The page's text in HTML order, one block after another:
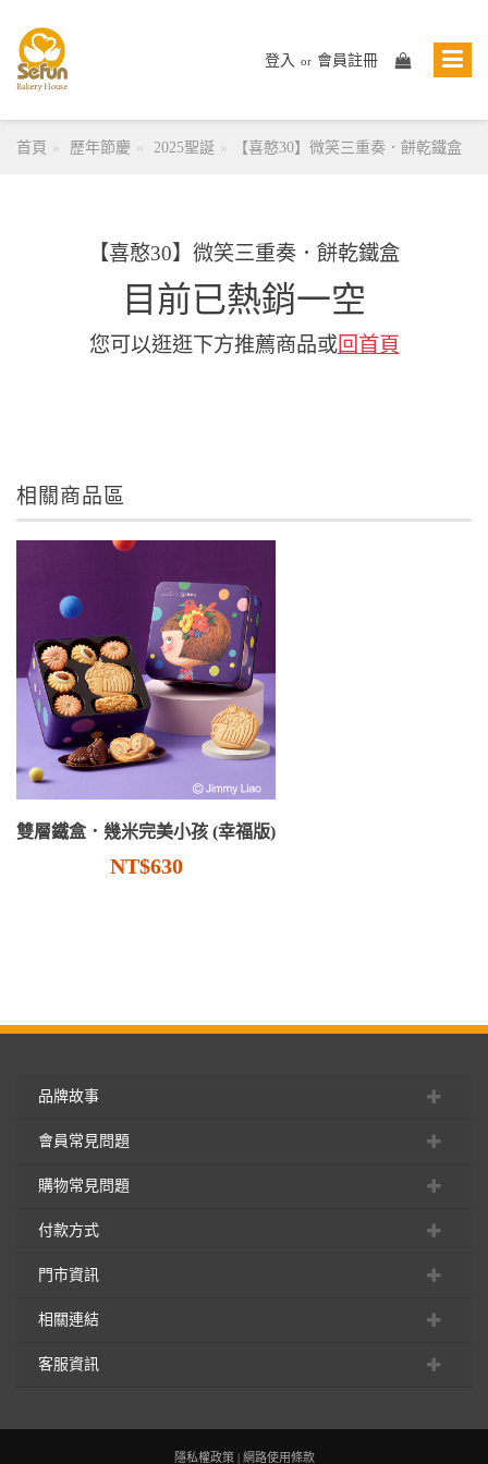
登入 or 會員註冊
首頁 歷年節慶 2025聖誕 【喜憨30】微笑三重奏．餅乾鐵盒
【喜憨30】微笑三重奏．餅乾鐵盒
目前已熱銷一空
您可以逛逛下方推薦商品或回首頁
相關商品區
雙層鐵盒．幾米完美小孩 (幸福版)
NT$630
品牌故事
會員常見問題
購物常見問題
付款方式
門市資訊
相關連結
客服資訊
隱私權政策| 網路使用條款